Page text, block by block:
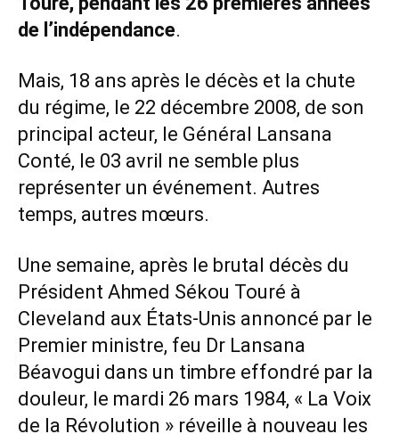
de l’indépendance.
Mais, 18 ans après le décès et la chute
du régime, le 22 décembre 2008, de son
principal acteur, le Général Lansana
Conté, le 03 avril ne semble plus
représenter un événement. Autres
temps, autres mœurs.
Une semaine, après le brutal décès du
Président Ahmed Sékou Touré à
Cleveland aux États-Unis annoncé par le
Premier ministre, feu Dr Lansana
Béavogui dans un timbre effondré par la
douleur, le mardi 26 mars 1984, « La Voix
de la Révolution » réveille à nouveau les